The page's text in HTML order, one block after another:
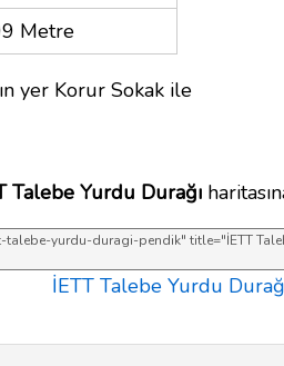
Metre
yer Korur Sokak ile
Talebe Yurdu Durağı
İETT Talebe Yurdu